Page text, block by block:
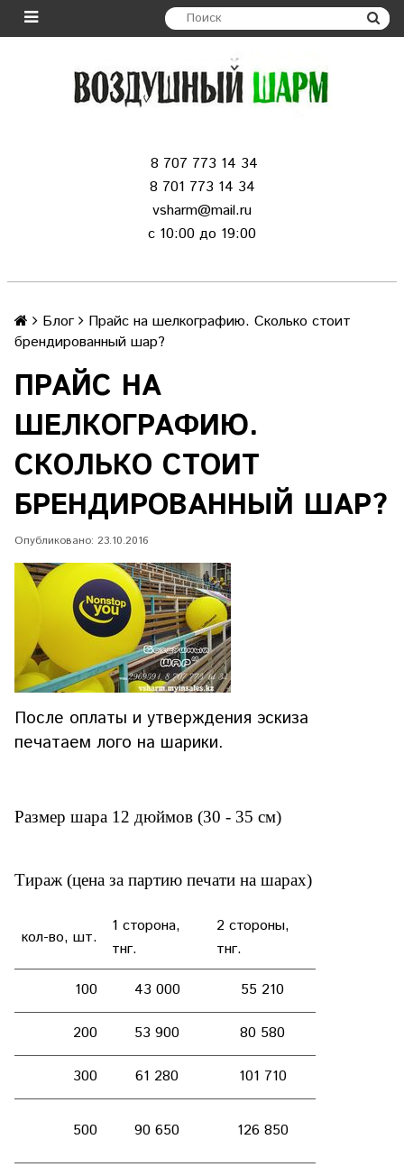
8 707 773 14 34
8 701 773 14 34
vsharm@mail.ru
c 10:00 до 19:00
Блог
Прайс на шелкографию. Сколько стоит
брендированный шар?
ПРАЙС НА
ШЕЛКОГРАФИЮ.
СКОЛЬКО СТОИТ
БРЕНДИРОВАННЫЙ ШАР?
Опубликовано: 23.10.2016
После оплаты и утверждения эскиза
печатаем лого на шарики.
Размер шара 12 дюймов (30 - 35 см)
Тираж (цена за партию печати на шарах)
кол-во, шт.
1 сторона,
тнг.
2 стороны,
тнг.
100
43 000 55 210
200 53 900 80 580
300 61 280 101 710
500 90 650 126 850